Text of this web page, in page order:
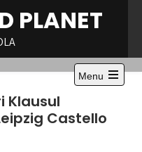
PLANET
Menu
Open
menu
Klausul
Castello